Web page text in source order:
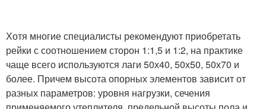
Хотя многие специалисты рекомендуют приобретать
рейки с соотношением сторон 1:1,5 и 1:2, на практике
чаще всего используются лаги 50х40, 50х50, 50х70 и
более. Причем высота опорных элементов зависит от
разных параметров: уровня нагрузки, сечения